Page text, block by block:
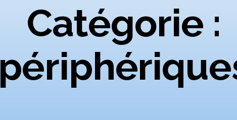
Catégorie :